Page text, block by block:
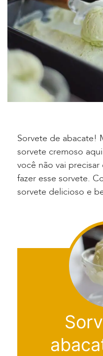
Sorvete de abacate!
sorvete cremoso
você não vai
fazer esse sorvete.
sorvete delicioso e